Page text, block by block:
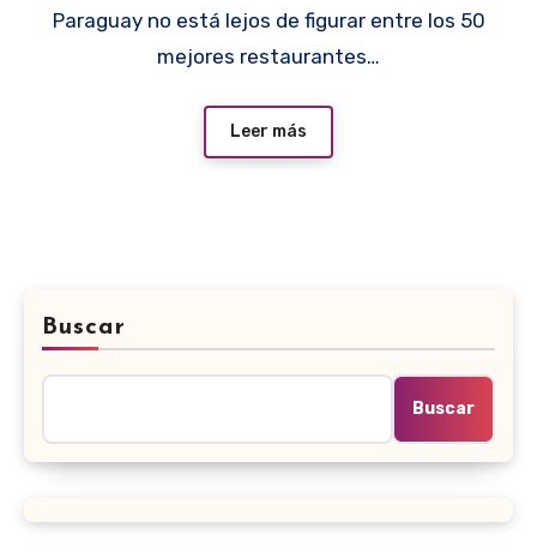
Paraguay no está lejos de figurar entre los 50
mejores restaurantes…
Leer más
Buscar
Buscar